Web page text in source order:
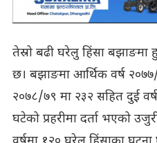
तेस्रो बढी घरेलु हिंसा बझाङमा
छ। बझाङमा आर्थिक वर्ष
२०७८/७९ मा २३२ सहित दुई
घटेको प्रहरीमा दर्ता भएको